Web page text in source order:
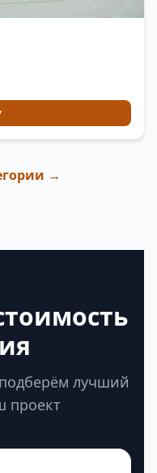
→
лучший
проект